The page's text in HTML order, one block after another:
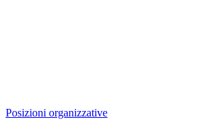
Posizioni organizzative